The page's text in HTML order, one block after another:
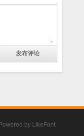
Powered by LikeFont